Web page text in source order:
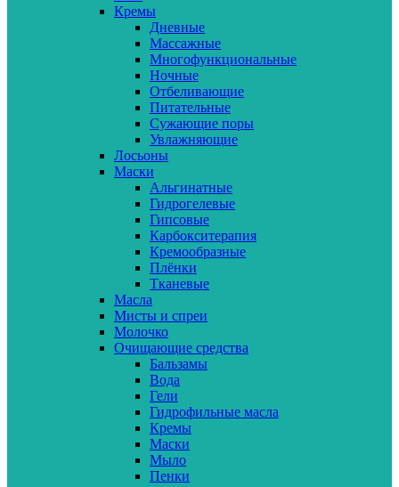
Кремы
Дневные
Массажные
Многофункциональные
Ночные
Отбеливающие
Питательные
Сужающие поры
Увлажняющие
Лосьоны
Маски
Альгинатные
Гидрогелевые
Гипсовые
Карбокситерапия
Кремообразные
Плёнки
Тканевые
Масла
Мисты и спреи
Молочко
Очищающие средства
Бальзамы
Вода
Гели
Гидрофильные масла
Кремы
Маски
Мыло
Пенки